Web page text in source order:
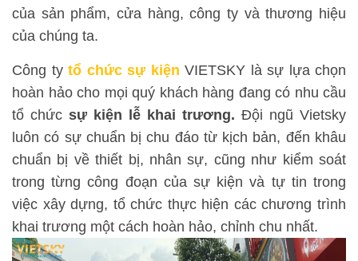
của sản phẩm, cửa hàng, công ty và thương hiệu
của chúng ta.
Công tytổ chức sự kiện VIETSKY là sự lựa chọn
hoàn hảo cho mọi quý khách hàng đang có nhu cầu
tổ chức sự kiện lễ khai trương. Đội ngũ Vietsky
luôn có sự chuẩn bị chu đáo từ kịch bản, đến khâu
chuẩn bị về thiết bị, nhân sự, cũng như kiểm soát
trong từng công đoạn của sự kiện và tự tin trong
việc xây dựng, tổ chức thực hiện các chương trình
khai trương một cách hoàn hảo, chỉnh chu nhất.